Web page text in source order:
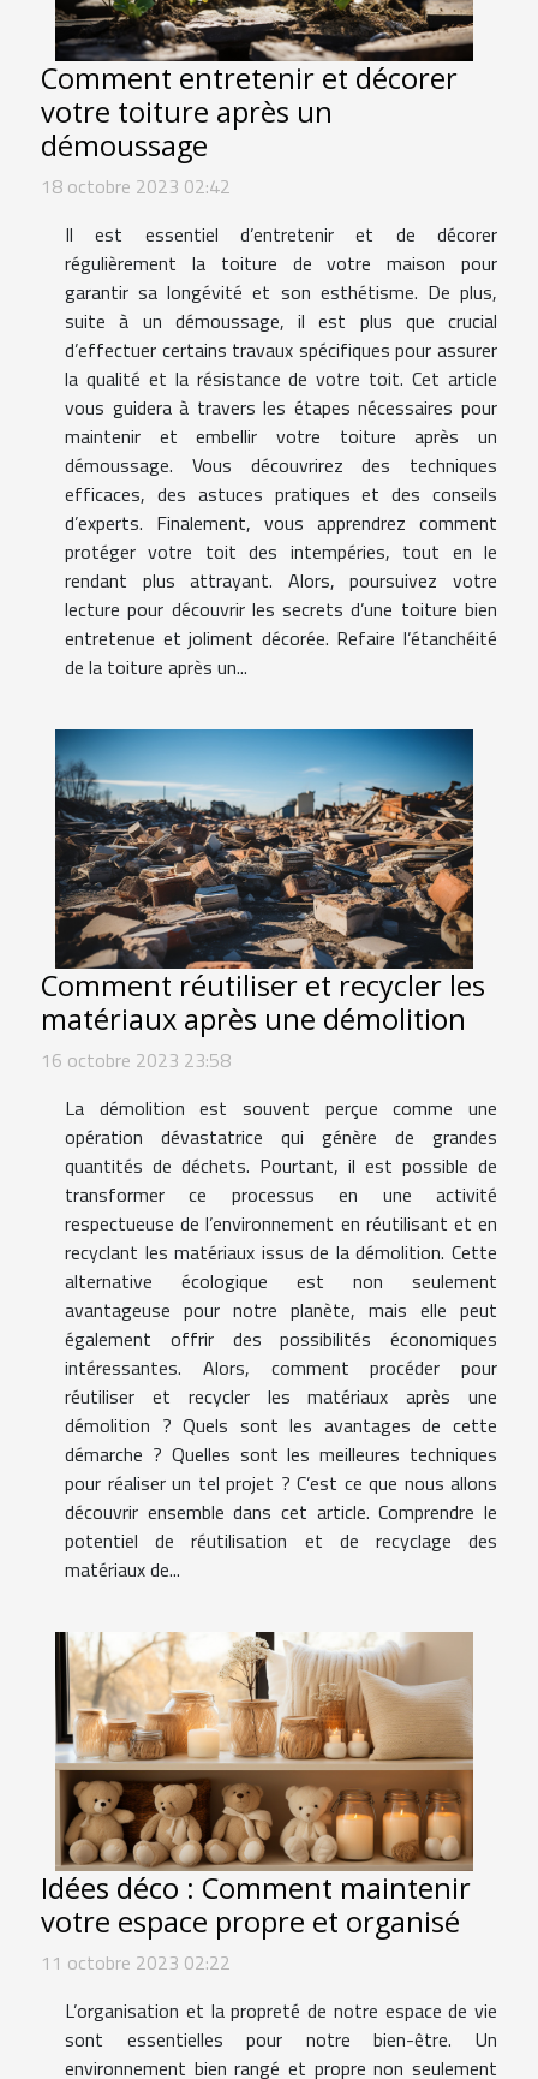
Comment entretenir et décorer
votre toiture après un
démoussage
18 octobre 2023 02:42
Il est essentiel d’entretenir et de décorer
régulièrement la toiture de votre maison pour
garantir sa longévité et son esthétisme. De plus,
suite à un démoussage, il est plus que crucial
d’effectuer certains travaux spécifiques pour assurer
la qualité et la résistance de votre toit. Cet article
vous guidera à travers les étapes nécessaires pour
maintenir et embellir votre toiture après un
démoussage. Vous découvrirez des techniques
efficaces, des astuces pratiques et des conseils
d’experts. Finalement, vous apprendrez comment
protéger votre toit des intempéries, tout en le
rendant plus attrayant. Alors, poursuivez votre
lecture pour découvrir les secrets d’une toiture bien
entretenue et joliment décorée. Refaire l’étanchéité
de la toiture après un...
Comment réutiliser et recycler les
matériaux après une démolition
16 octobre 2023 23:58
La démolition est souvent perçue comme une
opération dévastatrice qui génère de grandes
quantités de déchets. Pourtant, il est possible de
transformer ce processus en une activité
respectueuse de l’environnement en réutilisant et en
recyclant les matériaux issus de la démolition. Cette
alternative écologique est non seulement
avantageuse pour notre planète, mais elle peut
également offrir des possibilités économiques
intéressantes. Alors, comment procéder pour
réutiliser et recycler les matériaux après une
démolition ? Quels sont les avantages de cette
démarche ? Quelles sont les meilleures techniques
pour réaliser un tel projet ? C’est ce que nous allons
découvrir ensemble dans cet article. Comprendre le
potentiel de réutilisation et de recyclage des
matériaux de...
Idées déco : Comment maintenir
votre espace propre et organisé
11 octobre 2023 02:22
L’organisation et la propreté de notre espace de vie
sont essentielles pour notre bien-être. Un
environnement bien rangé et propre non seulement